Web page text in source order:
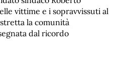
vittime e i sopravvissuti al
la comunità
dal ricordo